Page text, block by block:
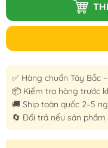
✅ Hàng chuẩn Tây Bắc
📦 Kiểm tra hàng trước
🚚 Ship toàn quốc 2–5
🔄 Đổi trả nếu sản phẩm